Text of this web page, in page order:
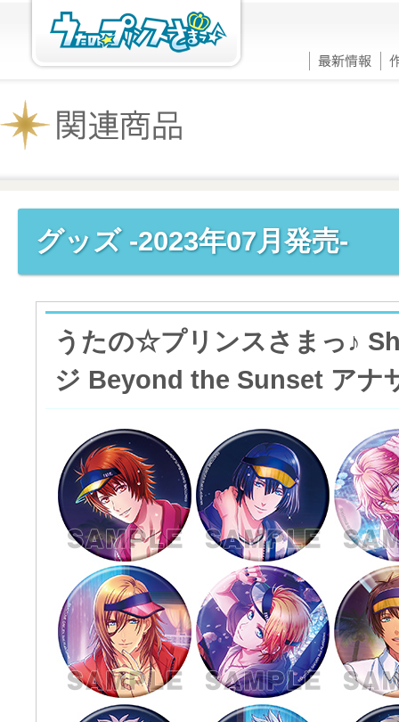
グッズ -2023年07月発売-
うたの☆プリンスさまっ♪
ジ Beyond the Sunset アナ